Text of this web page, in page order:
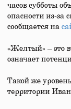
часов субботы
опасности из-за
сообщается на
«Желтый» – это
означает
Такой же
территории